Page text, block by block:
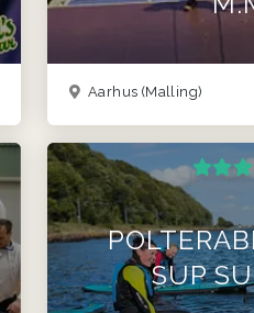
Aarhus (Malling)
SUP